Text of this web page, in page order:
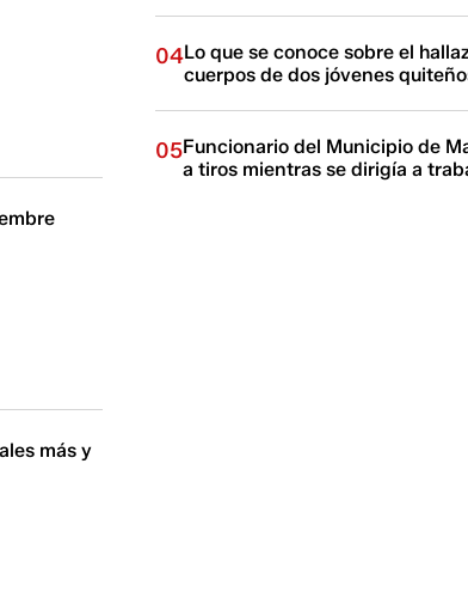
más y
04Lo que se conoce sobre el
cuerpos de dos jóvenes
05Funcionario del Municipio de
a tiros mientras se dirigía a